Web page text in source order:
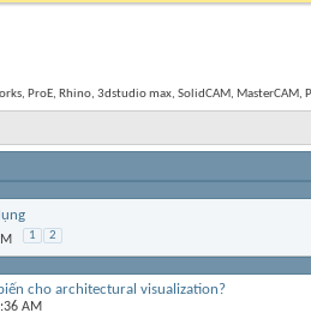
ProE, Rhino, 3dstudio max, SolidCAM, MasterCAM,
1 2
cho architectural visualization?
AM